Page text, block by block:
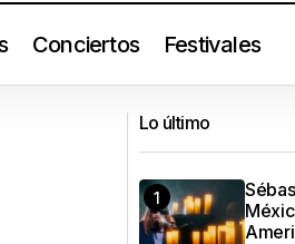
Conciertos Festivales
México: tres
Sincerely, (2025)
Lo último